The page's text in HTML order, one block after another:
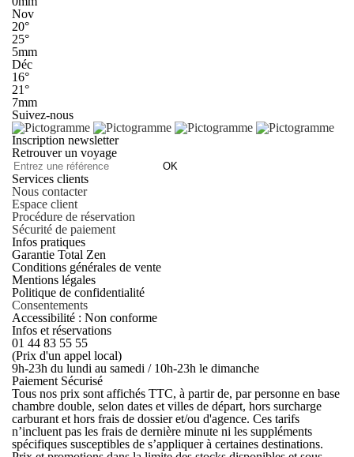
Nov
20°
25°
5mm
Déc
16°
21°
7mm
Suivez-nous
Inscription newsletter
Retrouver un voyage
OK
Services clients
Nous contacter
Espace client
Procédure de réservation
Sécurité de paiement
Infos pratiques
Garantie Total Zen
Conditions générales de vente
Mentions légales
Politique de confidentialité
Consentements
Accessibilité : Non conforme
Infos et réservations
01 44 83 55 55
(Prix d'un appel local)
9h-23h du lundi au samedi / 10h-23h le dimanche
Paiement Sécurisé
Tous nos prix sont affichés TTC, à partir de, par personne en base
chambre double, selon dates et villes de départ, hors surcharge
carburant et hors frais de dossier et/ou d'agence. Ces tarifs
n’incluent pas les frais de dernière minute ni les suppléments
spécifiques susceptibles de s’appliquer à certaines destinations.